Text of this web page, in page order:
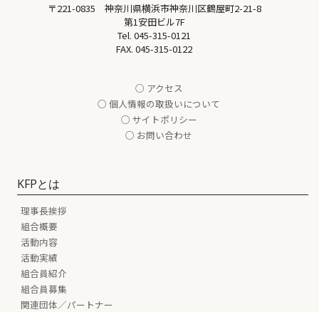
〒221-0835 神奈川県横浜市神奈川区鶴屋町2-21-8
第1安田ビル7F
Tel. 045-315-0121
FAX. 045-315-0122
○ アクセス
○ 個人情報の取扱いについて
○ サイトポリシー
○ お問い合わせ
KFPとは
理事長挨拶
組合概要
活動内容
活動実績
組合員紹介
組合員募集
関連団体／パートナー